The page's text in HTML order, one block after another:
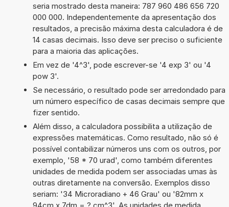
seria mostrado desta maneira: 787 960 486 656 720
000 000. Independentemente da apresentação dos
resultados, a precisão máxima desta calculadora é de
14 casas decimais. Isso deve ser preciso o suficiente
para a maioria das aplicações.
Em vez de '4^3', pode escrever-se '4 exp 3' ou '4
pow 3'.
Se necessário, o resultado pode ser arredondado para
um número específico de casas decimais sempre que
fizer sentido.
Além disso, a calculadora possibilita a utilização de
expressões matemáticas. Como resultado, não só é
possível contabilizar números uns com os outros, por
exemplo, '58 * 70 urad', como também diferentes
unidades de medida podem ser associadas umas às
outras diretamente na conversão. Exemplos disso
seriam: '34 Microradiano + 46 Grau' ou '82mm x
94cm x 7dm = ? cm^3'. As unidades de medida